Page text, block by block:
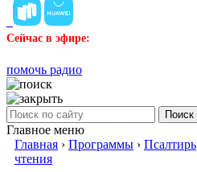
Сейчас в эфире:
помочь радио
Поиск
Главное меню
Главная › Программы › Псалтирь
чтения